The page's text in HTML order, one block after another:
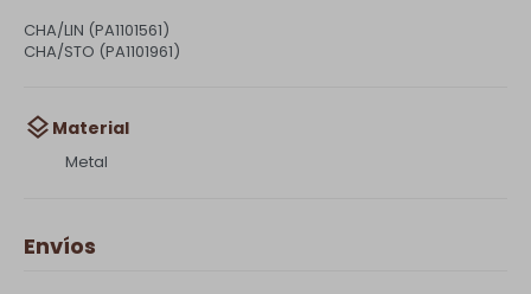
CHA/LIN (PA1101561)
CHA/STO (PA1101961)
Material
Metal
Envíos